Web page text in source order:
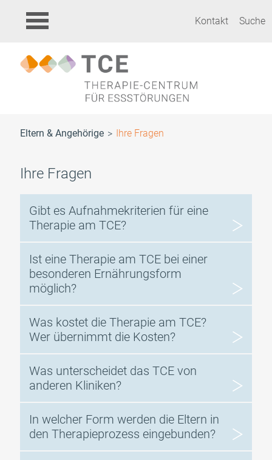
Kontakt Suche
Eltern & Angehörige Ihre Fragen
Ihre Fragen
Gibt es Aufnahmekriterien für eine
Therapie am TCE?
Ist eine Therapie am TCE bei einer
besonderen Ernährungsform
möglich?
Was kostet die Therapie am TCE?
Wer übernimmt die Kosten?
Was unterscheidet das TCE von
anderen Kliniken?
In welcher Form werden die Eltern in
den Therapieprozess eingebunden?